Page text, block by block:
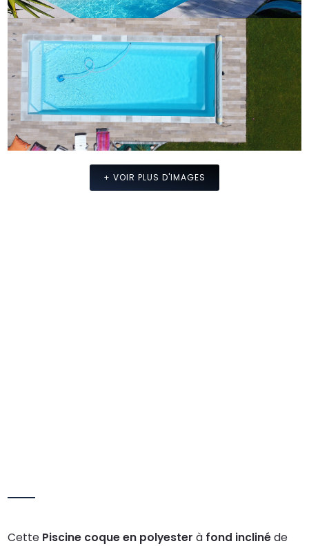
+ VOIR PLUS D'IMAGES
Cette Piscine coque en polyester à fond inclinéde